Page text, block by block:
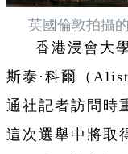
英國倫敦拍攝
香港浸會大
斯泰·科爾（
通社記者訪問時
這次選舉中將取